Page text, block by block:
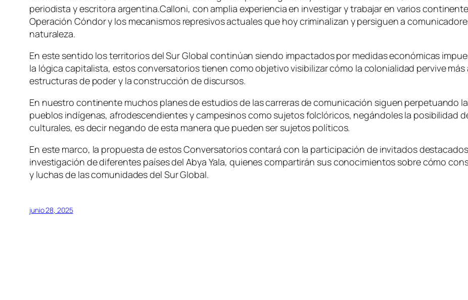
periodista y escritora argentina.Calloni, con amplia experiencia en investigar y trabajar en varios
Operación Cóndor y los mecanismos represivos actuales que hoy criminalizan y persiguen a
naturaleza.
En este sentido los territorios del Sur Global continúan siendo impactados por medidas económicas
la lógica capitalista, estos conversatorios tienen como objetivo visibilizar cómo la colonialidad pervive
estructuras de poder y la construcción de discursos.
En nuestro continente muchos planes de estudios de las carreras de comunicación siguen perpetuando
pueblos indígenas, afrodescendientes y campesinos como sujetos folclóricos, negándoles la posibilidad
culturales, es decir negando de esta manera que pueden ser sujetos políticos.
En este marco, la propuesta de estos Conversatorios contará con la participación de invitados
investigación de diferentes países del Abya Yala, quienes compartirán sus conocimientos sobre cómo
y luchas de las comunidades del Sur Global.
junio 28, 2025